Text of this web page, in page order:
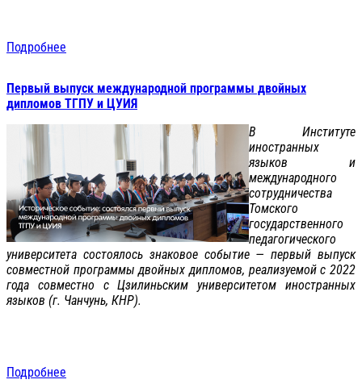
Подробнее
Первый выпуск международной программы двойных
дипломов ТГПУ и ЦУИЯ
В Институте
иностранных
языков и
международного
сотрудничества
Томского
государственного
педагогического
университета состоялось знаковое событие — первый выпуск
совместной программы двойных дипломов, реализуемой с 2022
года совместно с Цзилиньским университетом иностранных
языков (г. Чанчунь, КНР).
Подробнее